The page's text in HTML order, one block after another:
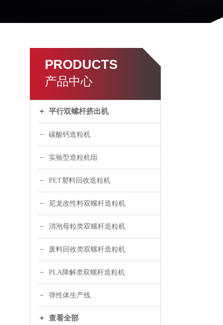
PRODUCTS
产品中心
平行双螺杆挤出机
碳酸钙造粒机
实验型造粒机组
PET塑料回收造粒机
尼龙改性料双螺杆造粒机
消泡母粒类双螺杆造粒机
废料回收类双螺杆造粒机
PLA降解类双螺杆造粒机
弹性体生产线
查看全部